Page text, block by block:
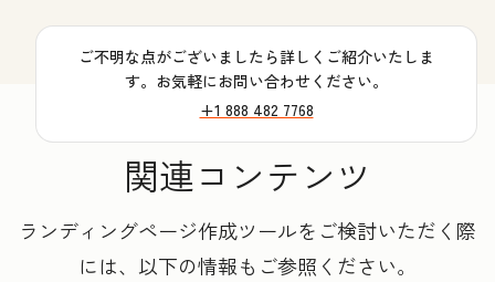
ご不明な点がございましたら詳しくご紹介いたしま
す。お気軽にお問い合わせください。
+1 888 482 7768
関連コンテンツ
ランディングページ作成ツールをご検討いただく際
には、以下の情報もご参照ください。